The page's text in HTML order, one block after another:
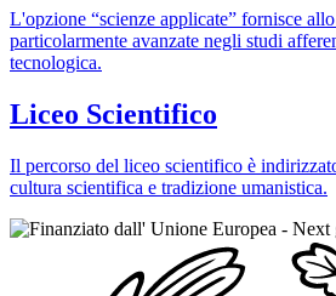
L'opzione “scienze applicate” fornisce
particolarmente avanzate negli studi
tecnologica.
Liceo Scientifico
Il percorso del liceo scientifico è
cultura scientifica e tradizione umanistica.